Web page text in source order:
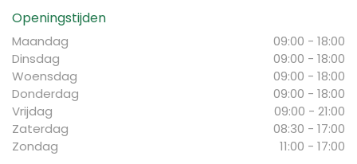
Openingstijden
Maandag
09:00 - 18:00
Dinsdag
09:00 - 18:00
Woensdag
09:00 - 18:00
Donderdag
09:00 - 18:00
Vrijdag
09:00 - 21:00
Zaterdag
08:30 - 17:00
Zondag
11:00 - 17:00